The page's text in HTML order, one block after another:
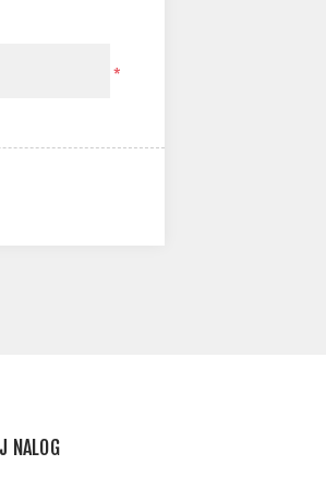
*
NALOG